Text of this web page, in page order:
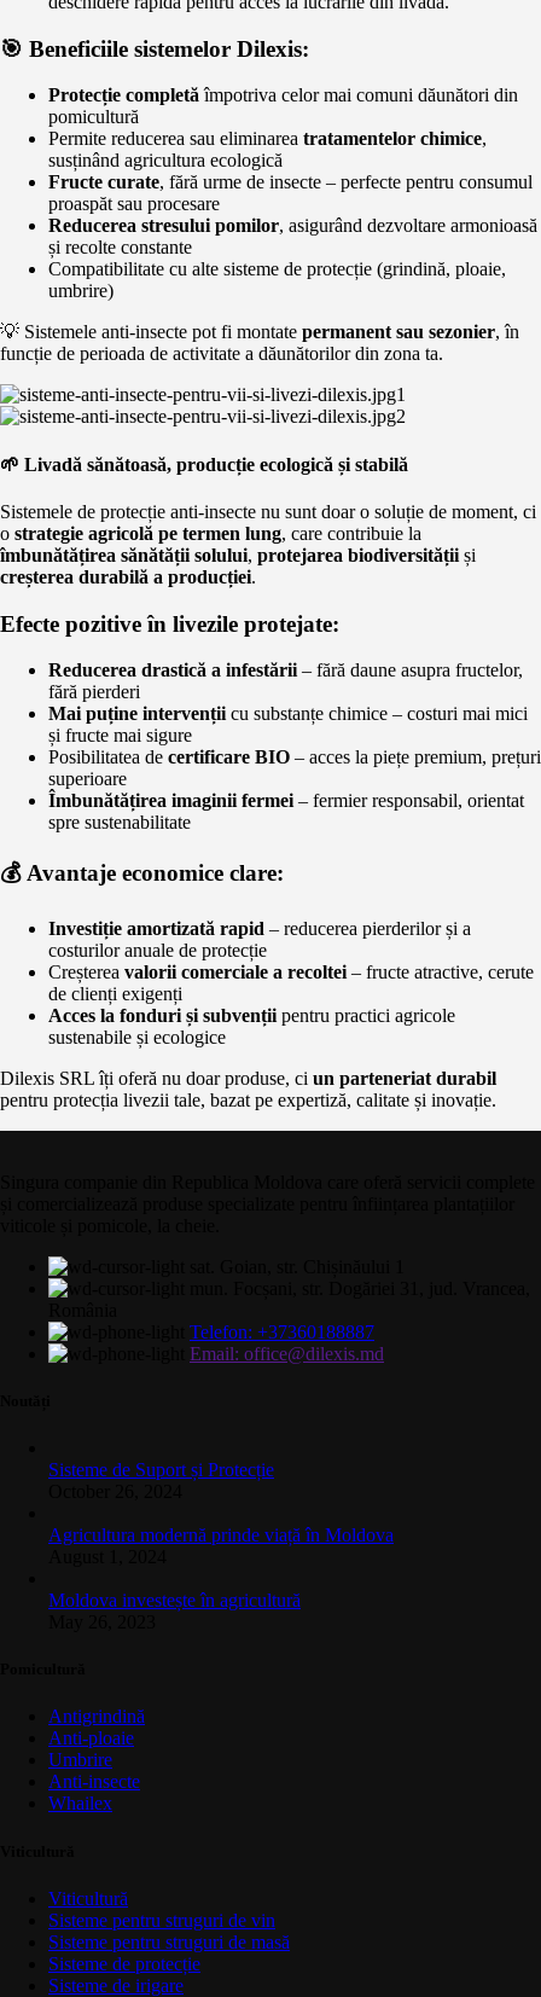
🎯 Beneficiile sistemelor Dilexis:
Protecție completă împotriva celor mai comuni dăunători din
pomicultură
Permite reducerea sau eliminarea tratamentelor chimice,
susținând agricultura ecologică
Fructe curate, fără urme de insecte – perfecte pentru consumul
proaspăt sau procesare
Reducerea stresului pomilor, asigurând dezvoltare armonioasă
și recolte constante
Compatibilitate cu alte sisteme de protecție (grindină, ploaie,
umbrire)
💡 Sistemele anti-insecte pot fi montate permanent sau sezonier, în
funcție de perioada de activitate a dăunătorilor din zona ta.
🌱 Livadă sănătoasă, producție ecologică și stabilă
Sistemele de protecție anti-insecte nu sunt doar o soluție de moment, ci
o strategie agricolă pe termen lung, care contribuie la
îmbunătățirea sănătății solului, protejarea biodiversității și
creșterea durabilă a producției.
Efecte pozitive în livezile protejate:
Reducerea drastică a infestării – fără daune asupra fructelor,
fără pierderi
Mai puține intervenții cu substanțe chimice – costuri mai mici
și fructe mai sigure
Posibilitatea de certificare BIO – acces la piețe premium, prețuri
superioare
Îmbunătățirea imaginii fermei – fermier responsabil, orientat
spre sustenabilitate
💰 Avantaje economice clare:
Investiție amortizată rapid – reducerea pierderilor și a
costurilor anuale de protecție
Creșterea valorii comerciale a recoltei – fructe atractive, cerute
de clienți exigenți
Acces la fonduri și subvenții pentru practici agricole
sustenabile și ecologice
Dilexis SRL îți oferă nu doar produse, ci un parteneriat durabil
pentru protecția livezii tale, bazat pe expertiză, calitate și inovație.
Telefon: +37360188887
Email: office@dilexis.md
Sisteme de Suport și Protecție
Agricultura modernă prinde viață în Moldova
Moldova investește în agricultură
Antigrindină
Anti-ploaie
Umbrire
Anti-insecte
Whailex
Viticultură
Sisteme pentru struguri de vin
Sisteme pentru struguri de masă
Sisteme de protecție
Sisteme de irigare